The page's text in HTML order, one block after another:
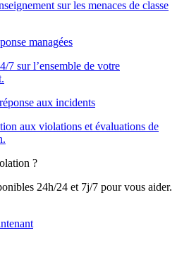
sur les menaces de classe
managées
7 sur l’ensemble de votre
aux incidents
aux violations et évaluations de
?
24h/24 et 7j/7 pour vous aider.